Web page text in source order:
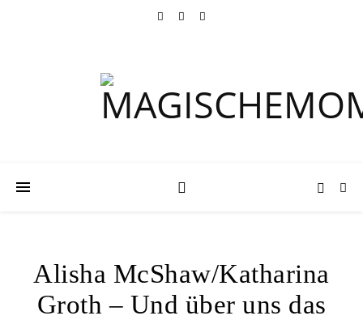
Alisha McShaw/Katharina
Groth – Und über uns das